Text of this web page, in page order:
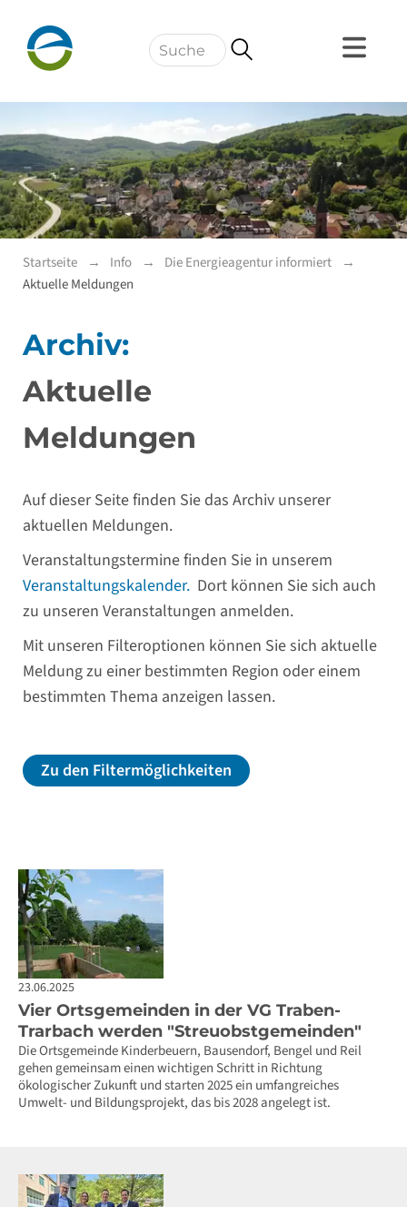
Navigation
Startseite Info
Die Energieagentur informiert
Aktuelle Meldungen
Archiv:
Aktuelle
Meldungen
Auf dieser Seite finden Sie das Archiv unserer
aktuellen Meldungen.
Veranstaltungstermine finden Sie in unserem
Veranstaltungskalender. Dort können Sie sich auch
zu unseren Veranstaltungen anmelden.
Mit unseren Filteroptionen können Sie sich aktuelle
Meldung zu einer bestimmten Region oder einem
bestimmten Thema anzeigen lassen.
Zu den Filtermöglichkeiten
23.06.2025
Vier Ortsgemeinden in der VG Traben-
Trarbach werden "Streuobstgemeinden"
Die Ortsgemeinde Kinderbeuern, Bausendorf, Bengel und Reil
gehen gemeinsam einen wichtigen Schritt in Richtung
ökologischer Zukunft und starten 2025 ein umfangreiches
Umwelt- und Bildungsprojekt, das bis 2028 angelegt ist.